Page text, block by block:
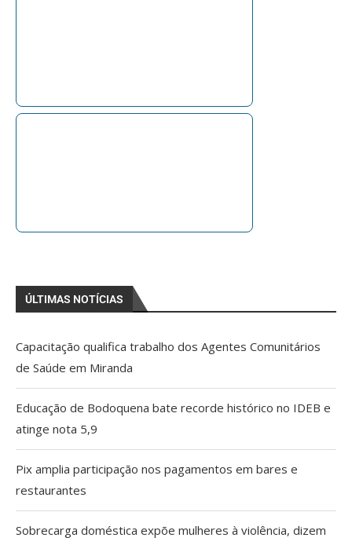
ÚLTIMAS NOTÍCIAS
Capacitação qualifica trabalho dos Agentes Comunitários
de Saúde em Miranda
Educação de Bodoquena bate recorde histórico no IDEB e
atinge nota 5,9
Pix amplia participação nos pagamentos em bares e
restaurantes
Sobrecarga doméstica expõe mulheres à violência, dizem